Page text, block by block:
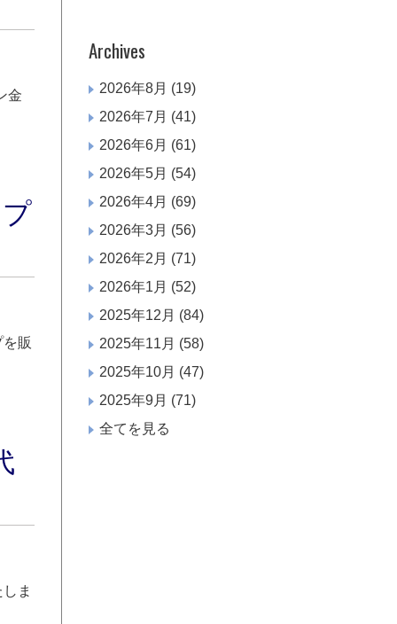
金
販
ま
Archives
2026年8月 (19)
2026年7月 (41)
2026年6月 (61)
2026年5月 (54)
2026年4月 (69)
2026年3月 (56)
2026年2月 (71)
2026年1月 (52)
2025年12月 (84)
2025年11月 (58)
2025年10月 (47)
2025年9月 (71)
全てを見る